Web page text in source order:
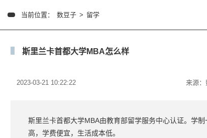
当前位置： 数豆子 > 留学
斯里兰卡首都大学MBA怎么样
2023-03-21 10:22:22 来源：
斯里兰卡首都大学MBA由教育部留学服务中心认证。学
高，学费便宜，生活成本低。